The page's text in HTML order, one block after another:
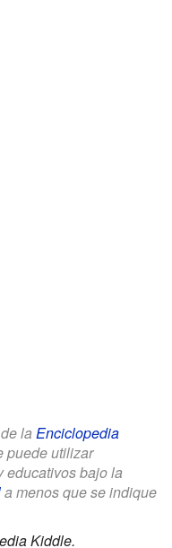
la Enciclopedia
puede utilizar
educativos bajo la
a menos que se indique
Kiddle.